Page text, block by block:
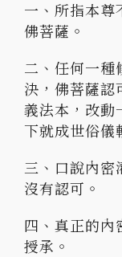
一、所指本尊
佛菩薩。
二、任何一種
決，佛菩薩認
義法本，改動
下就成世俗儀
三、口說內密
沒有認可。
四、真正的內
授承。